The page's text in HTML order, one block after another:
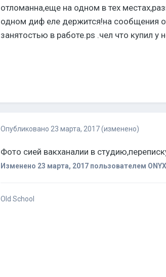
отломанна,еще на одном в тех
одном диф еле держится!на сообщения
занятостью в работе.ps .чел что купил
Опубликовано 23 марта, 2017 (изменено)
Фото сией вакханалии в
Изменено 23 марта, 2017пользователем ONYX
Old School